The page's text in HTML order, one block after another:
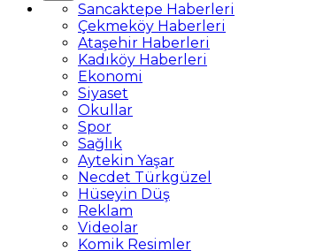
Sancaktepe Haberleri
Çekmeköy Haberleri
Ataşehir Haberleri
Kadıköy Haberleri
Ekonomi
Siyaset
Okullar
Spor
Sağlık
Aytekin Yaşar
Necdet Türkgüzel
Hüseyin Düş
Reklam
Videolar
Komik Resimler